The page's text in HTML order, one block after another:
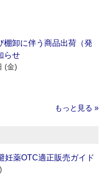
棚卸に伴う商品出荷（発
らせ
(金)
もっと見る »
妊薬OTC適正販売ガイド